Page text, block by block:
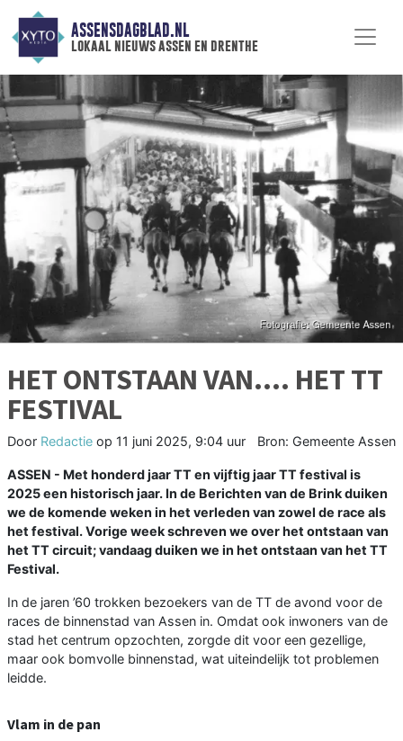
ASSENSDAGBLAD.NL
lokaal nieuws assen en drenthe
HET ONTSTAAN VAN…. HET TT
FESTIVAL
Door Redactie op 11 juni 2025, 9:04 uur Bron: Gemeente Assen
ASSEN - Met honderd jaar TT en vijftig jaar TT festival is
2025 een historisch jaar. In de Berichten van de Brink duiken
we de komende weken in het verleden van zowel de race als
het festival. Vorige week schreven we over het ontstaan van
het TT circuit; vandaag duiken we in het ontstaan van het TT
Festival.
In de jaren ’60 trokken bezoekers van de TT de avond voor de
races de binnenstad van Assen in. Omdat ook inwoners van de
stad het centrum opzochten, zorgde dit voor een gezellige,
maar ook bomvolle binnenstad, wat uiteindelijk tot problemen
leidde.
Vlam in de pan